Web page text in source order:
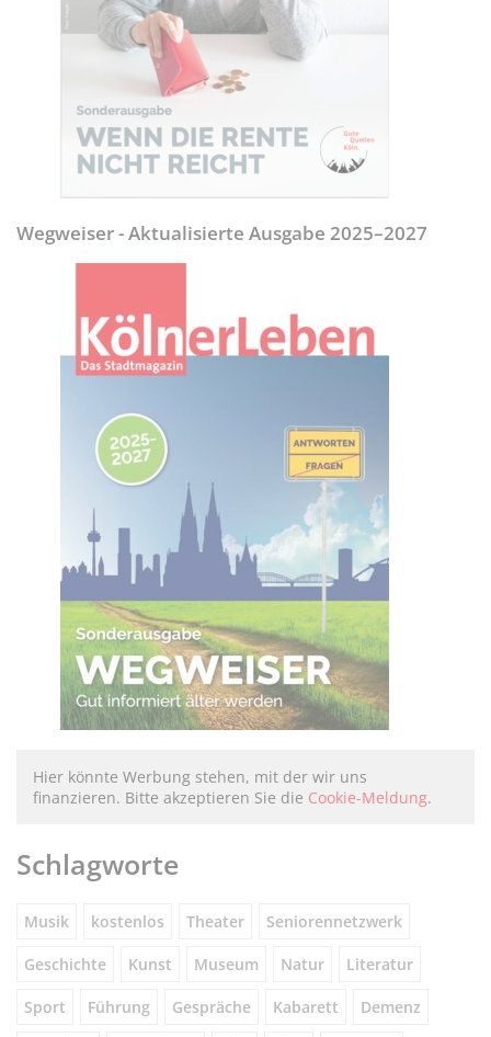
Wegweiser - Aktualisierte Ausgabe 2025–2027
Hier könnte Werbung stehen, mit der wir uns
finanzieren. Bitte akzeptieren Sie die Cookie-Meldung.
Schlagworte
Musik kostenlos Theater Seniorennetzwerk
Geschichte Kunst Museum Natur Literatur
Sport Führung Gespräche Kabarett Demenz